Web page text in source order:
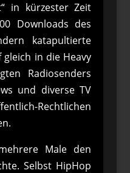
in kürzester Zeit
Downloads des
katapultierte
in die Heavy
Radiosenders
und diverse TV
Rechtlichen
Male den
Selbst HipHop